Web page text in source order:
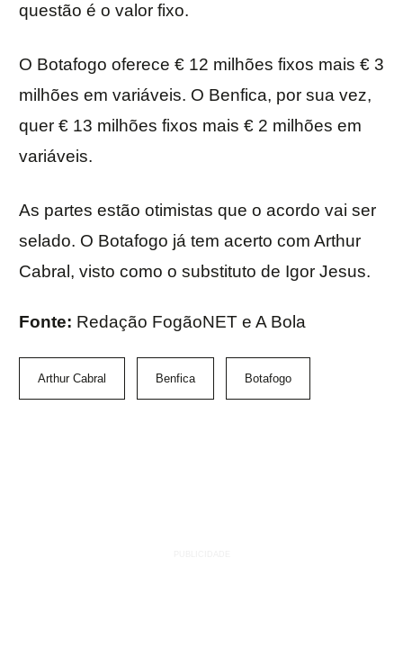
questão é o valor fixo.
O Botafogo oferece € 12 milhões fixos mais € 3
milhões em variáveis. O Benfica, por sua vez,
quer € 13 milhões fixos mais € 2 milhões em
variáveis.
As partes estão otimistas que o acordo vai ser
selado. O Botafogo já tem acerto com Arthur
Cabral, visto como o substituto de Igor Jesus.
Fonte: Redação FogãoNET e A Bola
Arthur Cabral Benfica Botafogo